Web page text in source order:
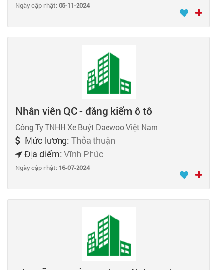
Ngày cập nhật:05-11-2024
Nhân viên QC - đăng kiểm ô tô
Công Ty TNHH Xe Buýt Daewoo Việt Nam
Mức lương: Thỏa thuận
Địa điểm: Vĩnh Phúc
Ngày cập nhật: 16-07-2024